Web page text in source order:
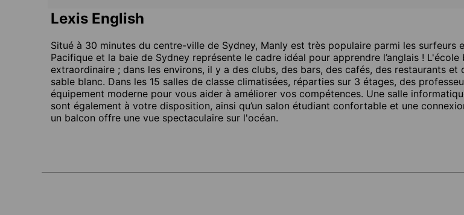
Lexis English
Situé à 30 minutes du centre-ville de Sydney, Manly est très populaire parmi les surfeurs
Pacifique et la baie de Sydney représente le cadre idéal pour apprendre l’anglais !
extraordinaire ; dans les environs, il y a des clubs, des bars, des cafés, des restaurants et
sable blanc. Dans les 15 salles de classe climatisées, réparties sur 3 étages, des
équipement moderne pour vous aider à améliorer vos compétences. Une salle
sont également à votre disposition, ainsi qu’un salon étudiant confortable et une
un balcon offre une vue spectaculaire sur l'océan.